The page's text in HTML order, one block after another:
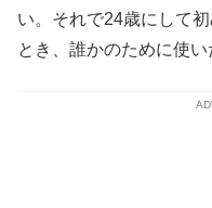
い。それで24歳にして
とき、誰かのために使い